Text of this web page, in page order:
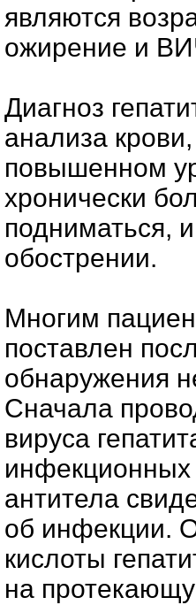
являются
ожирение и
Диагноз
анализа
повышенном
хронически
подниматься,
обострении.
Многим
поставлен
обнаружения
Сначала
вируса
инфекционных
антитела
об инфекции.
кислоты
на